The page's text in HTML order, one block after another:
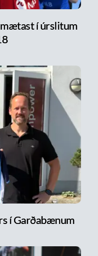
mætast í úrslitum
í Garðabænum